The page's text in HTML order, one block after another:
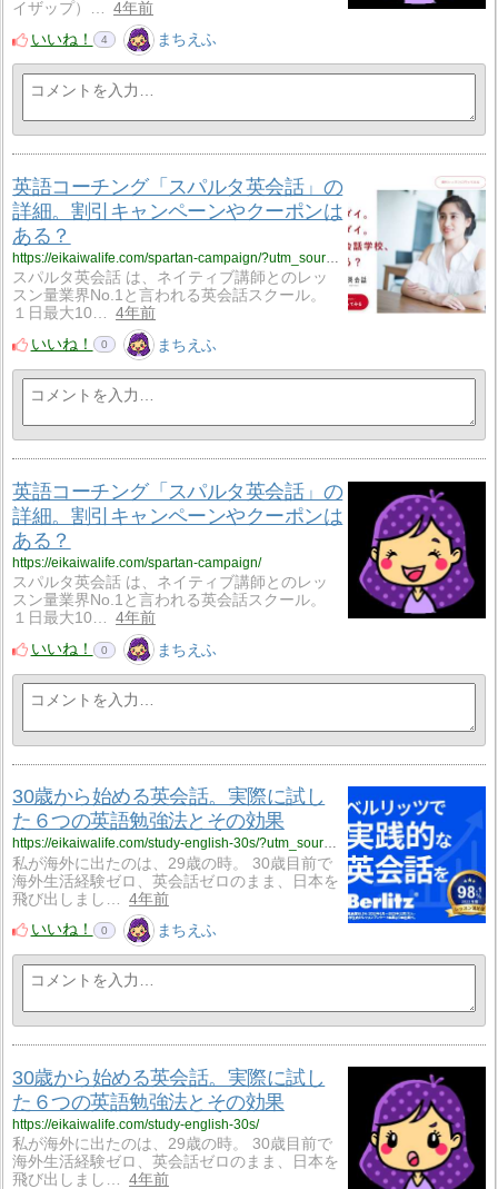
イザップ）…
4年前
いいね！
4 まちえふ
英語コーチング「スパルタ英会話」の
詳細。割引キャンペーンやクーポンは
ある？
https://eikaiwalife.com/spartan-campaign/?utm_source=rss&utm_medium=rss&utm_campaign=spartan-campaign
スパルタ英会話 は、ネイティブ講師とのレッ
スン量業界No.1と言われる英会話スクール。
１日最大10…
4年前
いいね！
0 まちえふ
英語コーチング「スパルタ英会話」の
詳細。割引キャンペーンやクーポンは
ある？
https://eikaiwalife.com/spartan-campaign/
スパルタ英会話 は、ネイティブ講師とのレッ
スン量業界No.1と言われる英会話スクール。
１日最大10…
4年前
いいね！
0 まちえふ
30歳から始める英会話。実際に試し
た６つの英語勉強法とその効果
https://eikaiwalife.com/study-english-30s/?utm_source=rss&utm_medium=rss&utm_campaign=study-english-30s
私が海外に出たのは、29歳の時。 30歳目前で
海外生活経験ゼロ、英会話ゼロのまま、日本を
飛び出しまし…
4年前
いいね！
0 まちえふ
30歳から始める英会話。実際に試し
た６つの英語勉強法とその効果
https://eikaiwalife.com/study-english-30s/
私が海外に出たのは、29歳の時。 30歳目前で
海外生活経験ゼロ、英会話ゼロのまま、日本を
飛び出しまし…
4年前